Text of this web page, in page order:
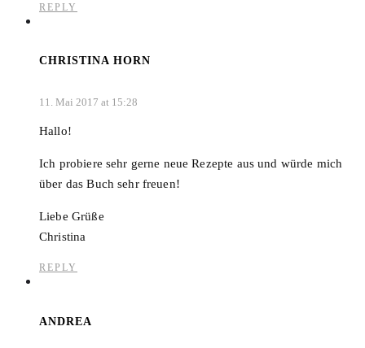
REPLY
CHRISTINA HORN
11. Mai 2017 at 15:28
Hallo!
Ich probiere sehr gerne neue Rezepte aus und würde mich
über das Buch sehr freuen!
Liebe Grüße
Christina
REPLY
ANDREA